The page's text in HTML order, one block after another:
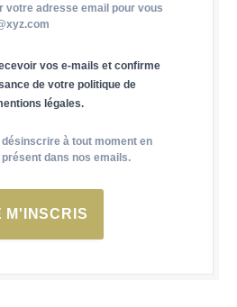
votre adresse email pour vous
vos e-mails et confirme
de votre politique de
légales.
à tout moment en
dans nos emails.
M'INSCRIS